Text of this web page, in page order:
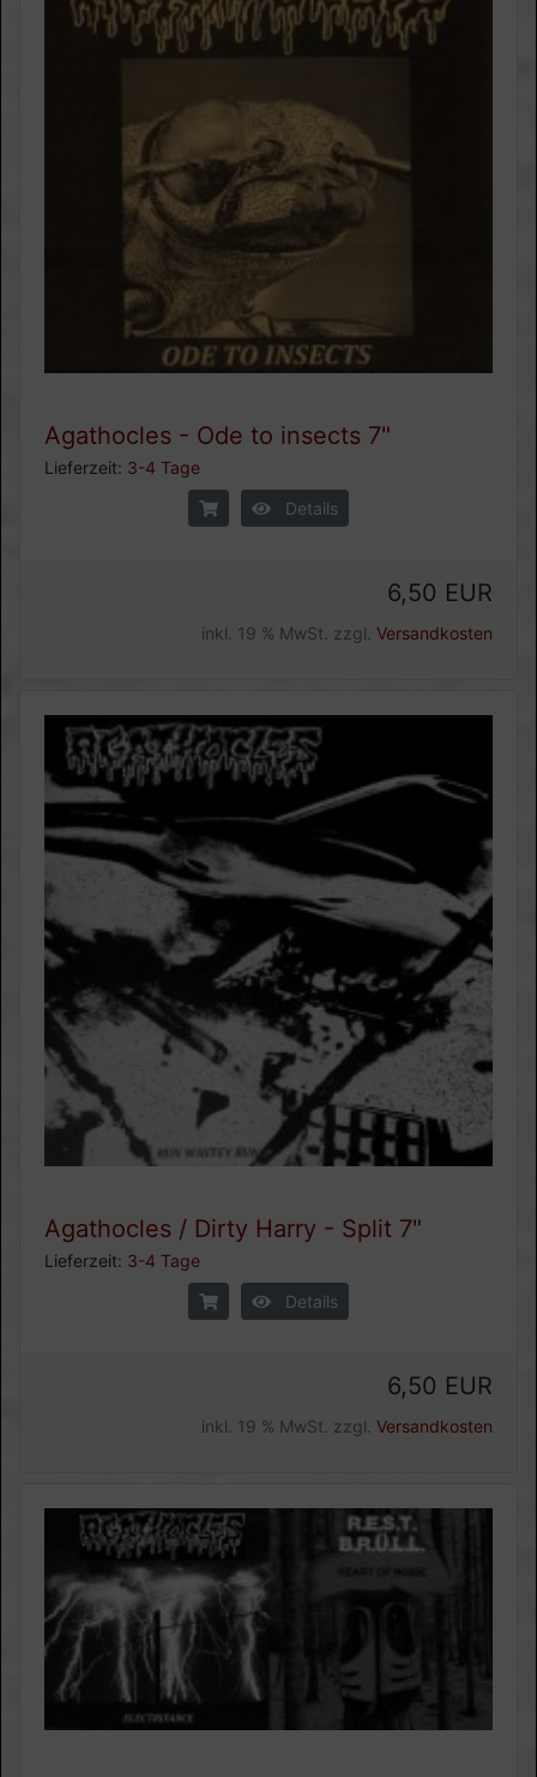
Agathocles - Ode to insects 7"
Lieferzeit: 3-4 Tage
Details
6,50 EUR
inkl. 19 % MwSt. zzgl. Versandkosten
Agathocles / Dirty Harry - Split 7"
Lieferzeit: 3-4 Tage
Details
6,50 EUR
inkl. 19 % MwSt. zzgl. Versandkosten